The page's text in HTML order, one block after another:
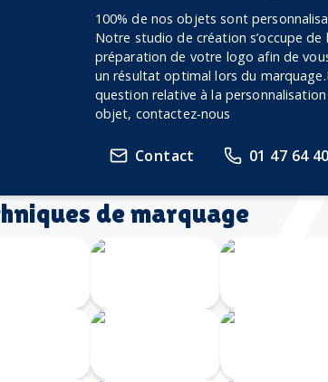
100% de nos objets sont
Notre studio de création s’occupe de
préparation de votre logo afin de
un résultat optimal lors du
question relative à la
objet, contactez-nous
Contact 01 47 64
de marquage